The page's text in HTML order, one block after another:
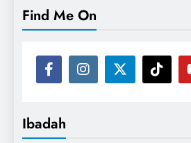
Find Me On
Ibadah